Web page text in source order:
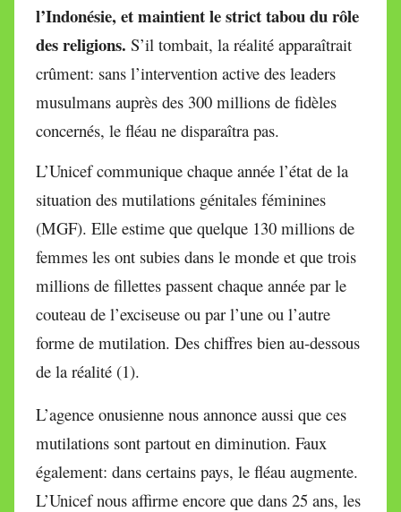
l’Indonésie, et maintient le strict tabou du rôle
des religions. S’il tombait, la réalité apparaîtrait
crûment: sans l’intervention active des leaders
musulmans auprès des 300 millions de fidèles
concernés, le fléau ne disparaîtra pas.
L’Unicef communique chaque année l’état de la
situation des mutilations génitales féminines
(MGF). Elle estime que quelque 130 millions de
femmes les ont subies dans le monde et que trois
millions de fillettes passent chaque année par le
couteau de l’exciseuse ou par l’une ou l’autre
forme de mutilation. Des chiffres bien au-dessous
de la réalité (1).
L’agence onusienne nous annonce aussi que ces
mutilations sont partout en diminution. Faux
également: dans certains pays, le fléau augmente.
L’Unicef nous affirme encore que dans 25 ans, les